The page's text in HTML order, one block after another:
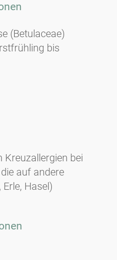
(Betulaceae)
bis
Kreuzallergien bei
auf andere
Hasel)